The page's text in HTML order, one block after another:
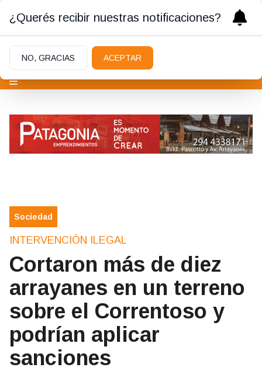
Sociedad
INTERVENCIÓN ILEGAL
Cortaron más de diez
arrayanes en un terreno
sobre el Correntoso y
podrían aplicar
sanciones
¿Querés recibir nuestras notificaciones?
NO, GRACIAS ACEPTAR